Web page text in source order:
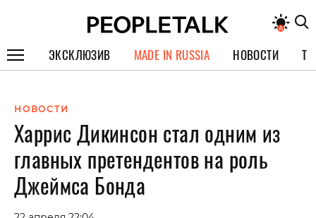
ЭКСКЛЮЗИВ
СПЕЦПРОЕКТЫ
ИНТЕРВЬЮ
ПОКОЛЕНИЕ
MADE IN RUSSIA НОВОСТИ
НОВОСТИ
Харрис Дикинсон стал одним из
главных претендентов на роль
Джеймса Бонда